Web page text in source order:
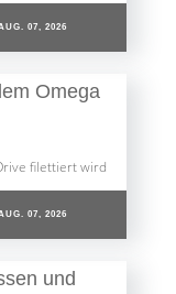
07, 2026
filettiert wird
07, 2026